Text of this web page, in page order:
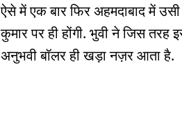
ऐसे में एक बार फिर अहमदाबाद में
कुमार पर ही होंगी. भुवी ने जिस
अनुभवी बॉलर ही खड़ा नज़र आता है.